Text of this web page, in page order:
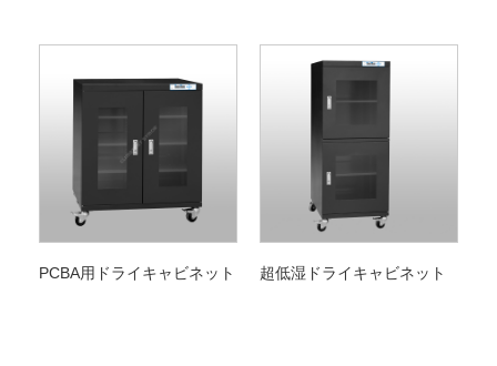
PCBA用ドライキャビネット 超低湿ドライキャビネット